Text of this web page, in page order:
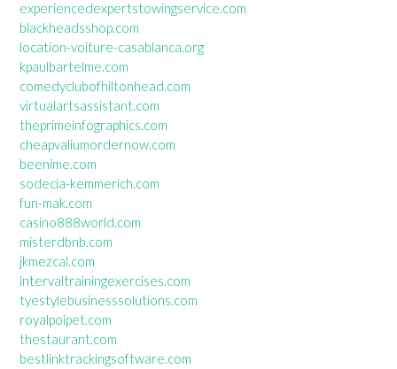
experiencedexpertstowingservice.com
blackheadsshop.com
location-voiture-casablanca.org
kpaulbartelme.com
comedyclubofhiltonhead.com
virtualartsassistant.com
theprimeinfographics.com
cheapvaliumordernow.com
beenime.com
sodecia-kemmerich.com
fun-mak.com
casino888world.com
misterdbnb.com
jkmezcal.com
intervaltrainingexercises.com
tyestylebusinesssolutions.com
royalpoipet.com
thestaurant.com
bestlinktrackingsoftware.com